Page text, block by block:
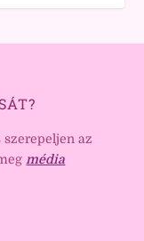
szerepeljen az
média